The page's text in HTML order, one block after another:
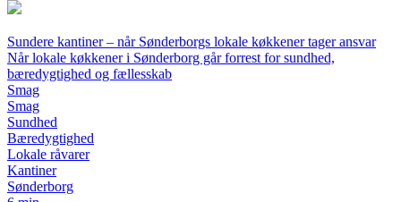
Sundere kantiner – når Sønderborgs lokale køkkener tager ansvar
Når lokale køkkener i Sønderborg går forrest for sundhed,
bæredygtighed og fællesskab
Smag
Smag
Sundhed
Bæredygtighed
Lokale råvarer
Kantiner
Sønderborg